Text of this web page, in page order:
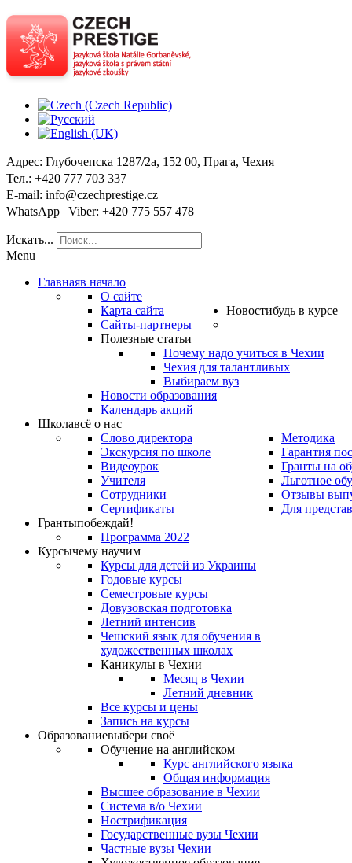
Адрес: Глубочепска 1287/2a, 152 00, Прага, Чехия
Тел.: +420 777 703 337
E-mail: info@czechprestige.cz
WhatsApp | Viber: +420 775 557 478
Искать...
Menu
Главнаяв начало
О сайте
Карта сайта
Сайты-партнеры
Новостибудь в курсе
Полезные статьи
Почему надо учиться в Чехии
Чехия для талантливых
Выбираем вуз
Новости образования
Календарь акций
Школавсё о нас
Слово директора
Экскурсия по школе
Видеоурок
Учителя
Сотрудники
Сертификаты
Методика
Гарантия
Гранты на
Льготное
Отзывы
Для
Грантыпобеждай!
Программа 2022
Курсычему научим
Курсы для детей из Украины
Годовые курсы
Семестровые курсы
Довузовская подготовка
Летний интенсив
Чешский язык для обучения в
художественных школах
Каникулы в Чехии
Месяц в Чехии
Летний дневник
Все курсы и цены
Запись на курсы
Образованиевыбери своё
Обучение на английском
Курс английского языка
Общая информация
Высшее образование в Чехии
Система в/о Чехии
Нострификация
Государственные вузы Чехии
Частные вузы Чехии